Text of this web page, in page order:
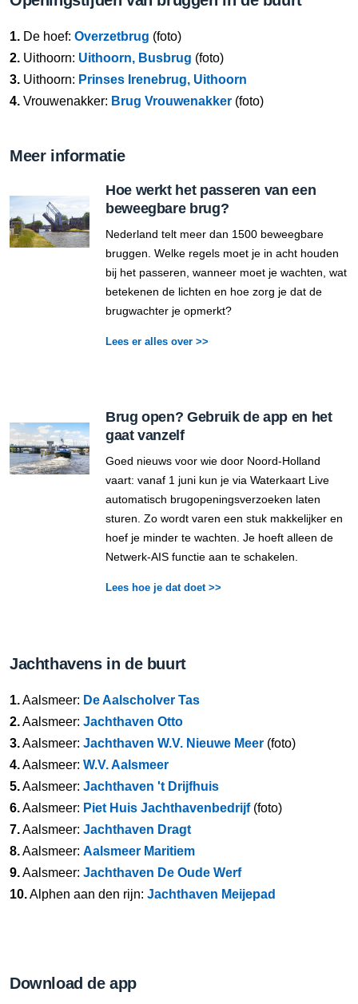
1. De hoef: Overzetbrug (foto)
2. Uithoorn: Uithoorn, Busbrug (foto)
3. Uithoorn: Prinses Irenebrug, Uithoorn
4. Vrouwenakker: Brug Vrouwenakker (foto)
Meer informatie
Hoe werkt het passeren van een
beweegbare brug?
Nederland telt meer dan 1500 beweegbare
bruggen. Welke regels moet je in acht houden
bij het passeren, wanneer moet je wachten, wat
betekenen de lichten en hoe zorg je dat de
brugwachter je opmerkt?
Lees er alles over >>
Brug open? Gebruik de app en het
gaat vanzelf
Goed nieuws voor wie door Noord-Holland
vaart: vanaf 1 juni kun je via Waterkaart Live
automatisch brugopeningsverzoeken laten
sturen. Zo wordt varen een stuk makkelijker en
hoef je minder te wachten. Je hoeft alleen de
Netwerk-AIS functie aan te schakelen.
Lees hoe je dat doet >>
Jachthavens in de buurt
1.Aalsmeer: De Aalscholver Tas
2.Aalsmeer: Jachthaven Otto
3.Aalsmeer: Jachthaven W.V. Nieuwe Meer (foto)
4.Aalsmeer: W.V. Aalsmeer
5.Aalsmeer: Jachthaven 't Drijfhuis
6.Aalsmeer: Piet Huis Jachthavenbedrijf(foto)
7.Aalsmeer: Jachthaven Dragt
8.Aalsmeer: Aalsmeer Maritiem
9.Aalsmeer: Jachthaven De Oude Werf
10.Alphen aan den rijn: Jachthaven Meijepad
Download de app